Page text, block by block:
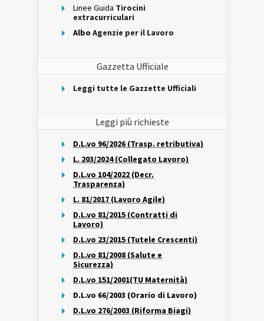
Linee Guida Tirocini
extracurriculari
Albo Agenzie per il Lavoro
Gazzetta Ufficiale
Leggi tutte le Gazzette Ufficiali
Leggi più richieste
D.L.vo 96/2026 (Trasp. retributiva)
L. 203/2024 (Collegato Lavoro)
D.L.vo 104/2022 (Decr.
Trasparenza)
L. 81/2017 (Lavoro Agile)
D.L.vo 81/2015 (Contratti di
Lavoro)
D.L.vo 23/2015 (Tutele Crescenti)
D.L.vo 81/2008 (Salute e
Sicurezza)
D.L.vo 151/2001(TU Maternità)
D.L.vo 66/2003 (Orario di Lavoro)
D.L.vo 276/2003 (Riforma Biagi)